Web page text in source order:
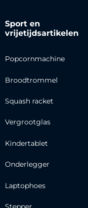
Sport en
vrijetijdsartikelen
Popcornmachine
Broodtrommel
Squash racket
Vergrootglas
Kindertablet
Onderlegger
Laptophoes